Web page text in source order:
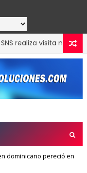
visita no
dominicano pereció en